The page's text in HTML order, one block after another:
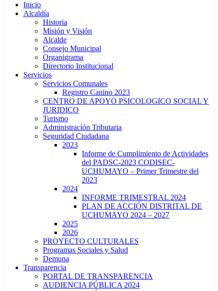
Inicio
Alcaldía
Historia
Misión y Visión
Alcalde
Consejo Municipal
Organigrama
Directorio Institucional
Servicios
Servicios Comunales
Registro Canino 2023
CENTRO DE APOYO PSICOLOGICO SOCIAL Y
JURIDICO
Turismo
Administración Tributaria
Seguridad Ciudadana
2023
Informe de Cumplimiento de Actividades
del PADSC-2023 CODISEC-
UCHUMAYO – Primer Trimestre del
2023
2024
INFORME TRIMESTRAL 2024
PLAN DE ACCIÓN DISTRITAL DE
UCHUMAYO 2024 – 2027
2025
2026
PROYECTO CULTURALES
Programas Sociales y Salud
Demuna
Transparencia
PORTAL DE TRANSPARENCIA
AUDIENCIA PÚBLICA 2024